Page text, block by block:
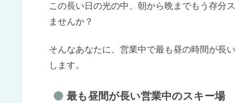
この長い日の光の中、朝から晩までもう存分
ませんか？
そんなあなたに、営業中で最も昼の時間が長
します。
最も昼間が長い営業中のスキー場